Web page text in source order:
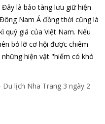
là bảo tàng lưu giữ hiện
Nam Á đồng thời cũng là
quý giá của Việt Nam. Nếu
bỏ lỡ cơ hội được chiêm
hiện vật "hiếm có khó